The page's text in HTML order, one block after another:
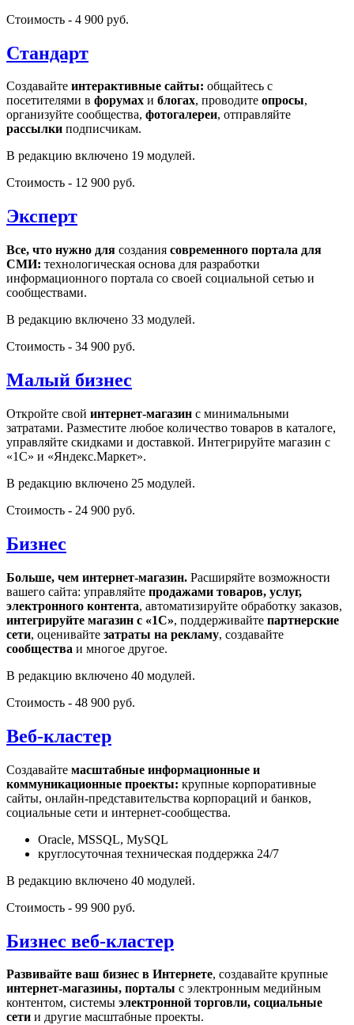
Стоимость - 4 900 руб.
Стандарт
Создавайте интерактивные сайты: общайтесь с
посетителями в форумах и блогах, проводите опросы,
организуйте сообщества, фотогалереи, отправляйте
рассылки подписчикам.
В редакцию включено 19 модулей.
Стоимость - 12 900 руб.
Эксперт
Все, что нужно для создания современного портала для
СМИ: технологическая основа для разработки
информационного портала со своей социальной сетью и
сообществами.
В редакцию включено 33 модулей.
Стоимость - 34 900 руб.
Малый бизнес
Откройте свой интернет-магазин с минимальными
затратами. Разместите любое количество товаров в каталоге,
управляйте скидками и доставкой. Интегрируйте магазин с
«1С» и «Яндекс.Маркет».
В редакцию включено 25 модулей.
Стоимость - 24 900 руб.
Бизнес
Больше, чем интернет-магазин. Расширяйте возможности
вашего сайта: управляйте продажами товаров, услуг,
электронного контента, автоматизируйте обработку заказов,
интегрируйте магазин с «1С», поддерживайте партнерские
сети, оценивайте затраты на рекламу, создавайте
сообщества и многое другое.
В редакцию включено 40 модулей.
Стоимость - 48 900 руб.
Веб-кластер
Создавайте масштабные информационные и
коммуникационные проекты: крупные корпоративные
сайты, онлайн-представительства корпораций и банков,
социальные сети и интернет-сообщества.
Oracle, MSSQL, MySQL
круглосуточная техническая поддержка 24/7
В редакцию включено 40 модулей.
Стоимость - 99 900 руб.
Бизнес веб-кластер
Развивайте ваш бизнес в Интернете, создавайте крупные
интернет-магазины, порталы с электронным медийным
контентом, системы электронной торговли, социальные
сети и другие масштабные проекты.